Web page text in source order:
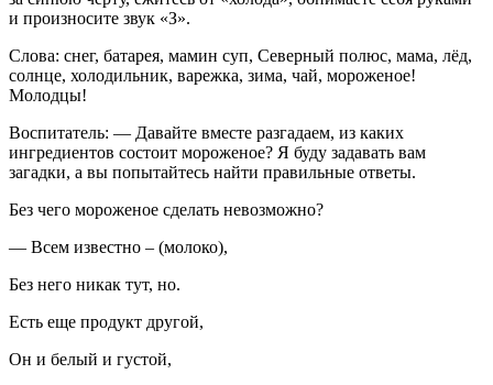
и произносите звук «З».
Слова: снег, батарея, мамин суп, Северный полюс, мама, лёд,
солнце, холодильник, варежка, зима, чай, мороженое!
Молодцы!
Воспитатель: — Давайте вместе разгадаем, из каких
ингредиентов состоит мороженое? Я буду задавать вам
загадки, а вы попытайтесь найти правильные ответы.
Без чего мороженое сделать невозможно?
— Всем известно – (молоко),
Без него никак тут, но.
Есть еще продукт другой,
Он и белый и густой,